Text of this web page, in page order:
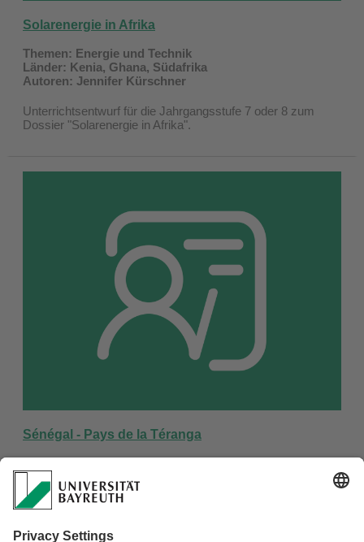
Solarenergie in Afrika
Themen: Energie und Technik
Länder: Kenia, Ghana, Südafrika
Autoren: Jennifer Kürschner
Unterrichtsentwurf für die Jahrgangsstufe 7 oder 8 zum
Dossier "Solarenergie in Afrika".
Sénégal - Pays de la Téranga
Alltagsleben und Familie
Länder: Senegal
Autoren: Tanja Aclassato
Unterrichtsentwurf für den Französischunterricht in der